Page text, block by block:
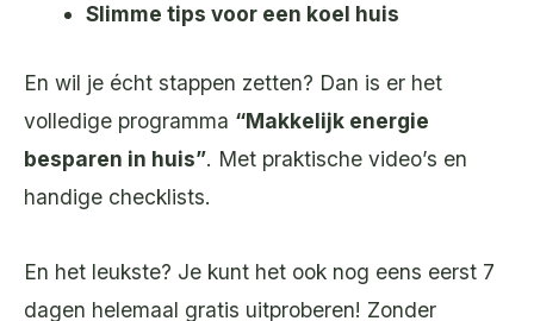
Slimme tips voor een koel huis
En wil je écht stappen zetten? Dan is er het
volledige programma “Makkelijk energie
besparen in huis”. Met praktische video’s en
handige checklists.
En het leukste? Je kunt het ook nog eens eerst 7
dagen helemaal gratis uitproberen! Zonder